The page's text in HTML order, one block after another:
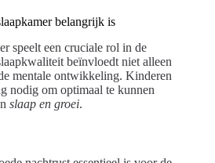
belangrijk is
speelt een cruciale rol in de
beïnvloedt niet alleen
mentale ontwikkeling. Kinderen
nodig om optimaal te kunnen
slaap en groei.